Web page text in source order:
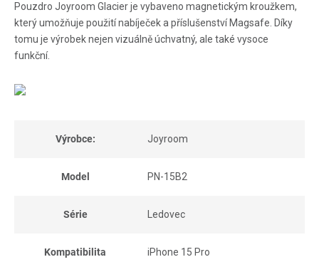
Pouzdro Joyroom Glacier je vybaveno magnetickým kroužkem,
který umožňuje použití nabíječek a příslušenství Magsafe. Díky
tomu je výrobek nejen vizuálně úchvatný, ale také vysoce
funkční.
Výrobce: Joyroom
Model PN-15B2
Série Ledovec
Kompatibilita iPhone 15 Pro